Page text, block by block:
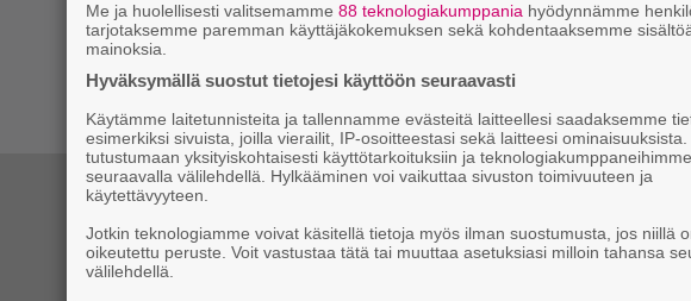
Me ja huolellisesti valitsemamme 88 teknologiakumppania hyödynnämme
tarjotaksemme paremman käyttäjäkokemuksen sekä kohdentaaksemme
mainoksia.
Hyväksymällä suostut tietojesi käyttöön seuraavasti
Käytämme laitetunnisteita ja tallennamme evästeitä laitteellesi saadaksemme
esimerkiksi sivuista, joilla vierailit, IP-osoitteestasi sekä laitteesi
tutustumaan yksityiskohtaisesti käyttötarkoituksiin ja teknologiakumppaneihimme
seuraavalla välilehdellä. Hylkääminen voi vaikuttaa sivuston toimivuuteen ja
käytettävyyteen.
Jotkin teknologiamme voivat käsitellä tietoja myös ilman suostumusta, jos niillä
oikeutettu peruste. Voit vastustaa tätä tai muuttaa asetuksiasi milloin tahansa
välilehdellä.